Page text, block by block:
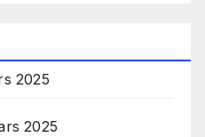
2025
2025